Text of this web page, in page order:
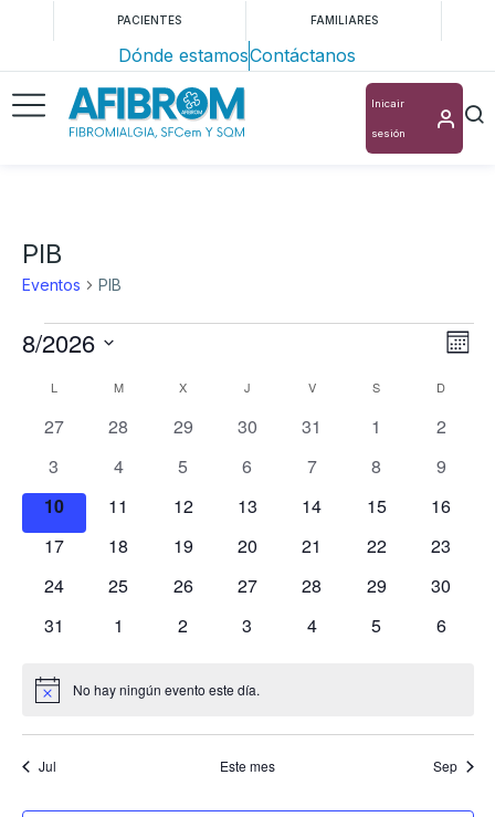
PACIENTES FAMILIARES
Dónde estamosContáctanos
Inicair
sesión
PIB
Eventos PIB
de
Mes
8/2026
fecha.
Calendario
de
Eventos
L M X J V S D
0
27
0
28
0
29
0
30
0
31
0
1
0
2
0
eventos
3
0
4
0
5
0
6
0
7
0
8
0
9
0
eventos
10
0
11
0
12
0
13
0
14
0
15
0
16
0
17
0
18
0
19
0
20
0
21
0
22
0
23
0
24
0
25
0
26
0
27
0
28
0
29
0
30
0
31
0
1
0
2
0
3
0
4
0
5
0
6
Aviso No hay ningún evento este día.
Jul Este mes Sep